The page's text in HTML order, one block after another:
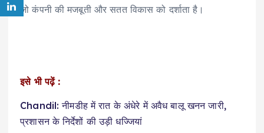
जो कंपनी की मजबूती और सतत विकास को दर्शाता है।
इसे भी पढ़ें :
Chandil: नीमडीह में रात के अंधेरे में अवैध बालू खनन जारी,
प्रशासन के निर्देशों की उड़ी धज्जियां